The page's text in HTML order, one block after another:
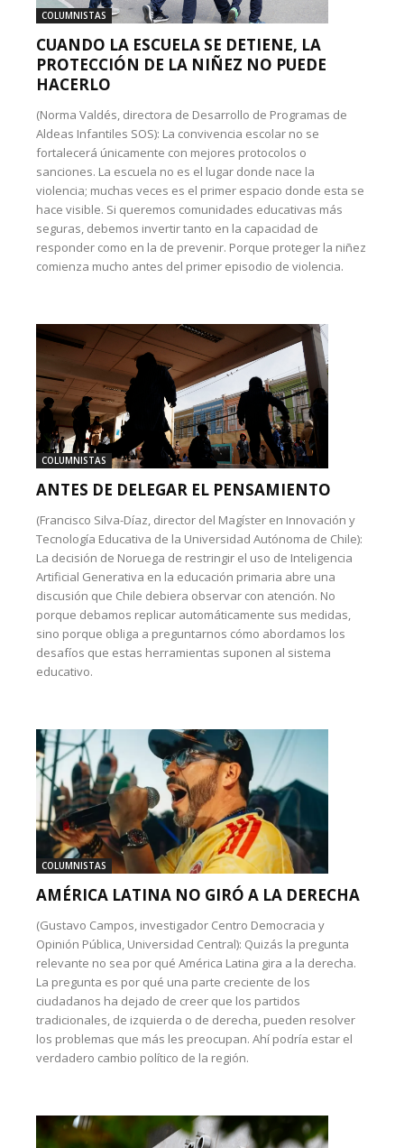
COLUMNISTAS
CUANDO LA ESCUELA SE DETIENE, LA
PROTECCIÓN DE LA NIÑEZ NO PUEDE
HACERLO
(Norma Valdés, directora de Desarrollo de Programas de
Aldeas Infantiles SOS): La convivencia escolar no se
fortalecerá únicamente con mejores protocolos o
sanciones. La escuela no es el lugar donde nace la
violencia; muchas veces es el primer espacio donde esta se
hace visible. Si queremos comunidades educativas más
seguras, debemos invertir tanto en la capacidad de
responder como en la de prevenir. Porque proteger la niñez
comienza mucho antes del primer episodio de violencia.
COLUMNISTAS
ANTES DE DELEGAR EL PENSAMIENTO
(Francisco Silva-Díaz, director del Magíster en Innovación y
Tecnología Educativa de la Universidad Autónoma de Chile):
La decisión de Noruega de restringir el uso de Inteligencia
Artificial Generativa en la educación primaria abre una
discusión que Chile debiera observar con atención. No
porque debamos replicar automáticamente sus medidas,
sino porque obliga a preguntarnos cómo abordamos los
desafíos que estas herramientas suponen al sistema
educativo.
COLUMNISTAS
AMÉRICA LATINA NO GIRÓ A LA DERECHA
(Gustavo Campos, investigador Centro Democracia y
Opinión Pública, Universidad Central): Quizás la pregunta
relevante no sea por qué América Latina gira a la derecha.
La pregunta es por qué una parte creciente de los
ciudadanos ha dejado de creer que los partidos
tradicionales, de izquierda o de derecha, pueden resolver
los problemas que más les preocupan. Ahí podría estar el
verdadero cambio político de la región.